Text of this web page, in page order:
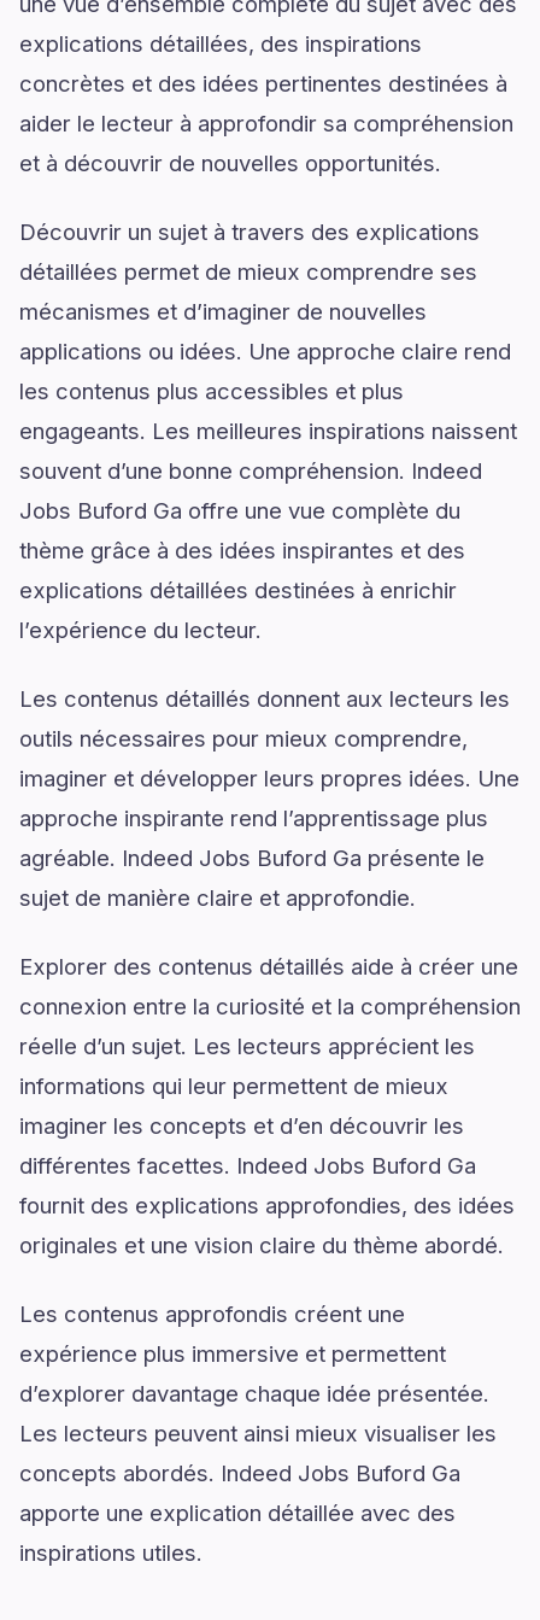
explications détaillées, des inspirations
concrètes et des idées pertinentes destinées à
aider le lecteur à approfondir sa compréhension
et à découvrir de nouvelles opportunités.
Découvrir un sujet à travers des explications
détaillées permet de mieux comprendre ses
mécanismes et d’imaginer de nouvelles
applications ou idées. Une approche claire rend
les contenus plus accessibles et plus
engageants. Les meilleures inspirations naissent
souvent d’une bonne compréhension. Indeed
Jobs Buford Ga offre une vue complète du
thème grâce à des idées inspirantes et des
explications détaillées destinées à enrichir
l’expérience du lecteur.
Les contenus détaillés donnent aux lecteurs les
outils nécessaires pour mieux comprendre,
imaginer et développer leurs propres idées. Une
approche inspirante rend l’apprentissage plus
agréable. Indeed Jobs Buford Ga présente le
sujet de manière claire et approfondie.
Explorer des contenus détaillés aide à créer une
connexion entre la curiosité et la compréhension
réelle d’un sujet. Les lecteurs apprécient les
informations qui leur permettent de mieux
imaginer les concepts et d’en découvrir les
différentes facettes. Indeed Jobs Buford Ga
fournit des explications approfondies, des idées
originales et une vision claire du thème abordé.
Les contenus approfondis créent une
expérience plus immersive et permettent
d’explorer davantage chaque idée présentée.
Les lecteurs peuvent ainsi mieux visualiser les
concepts abordés. Indeed Jobs Buford Ga
apporte une explication détaillée avec des
inspirations utiles.